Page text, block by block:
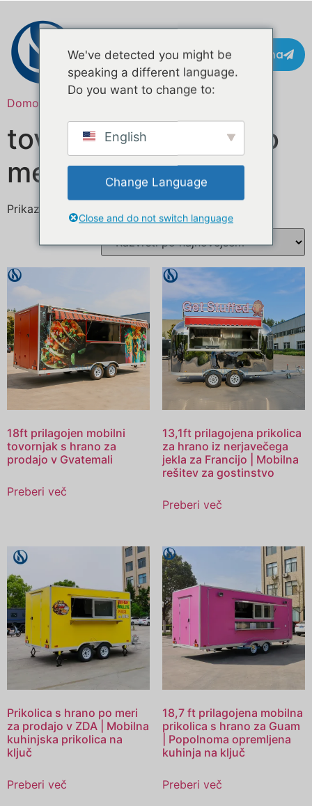
Pišite na
Domov
tovornjak s hrano po
meri
Prikazovanje 1–16 od 79 rezultatov
18ft prilagojen mobilni
tovornjak s hrano za
prodajo v Gvatemali
Preberi več
13,1ft prilagojena prikolica
za hrano iz nerjavečega
jekla za Francijo | Mobilna
rešitev za gostinstvo
Preberi več
Prikolica s hrano po meri
za prodajo v ZDA | Mobilna
kuhinjska prikolica na
ključ
Preberi več
18,7 ft prilagojena mobilna
prikolica s hrano za Guam
| Popolnoma opremljena
kuhinja na ključ
Preberi več
We've detected you might be
speaking a different language.
Do you want to change to:
English
Change Language
Close and do not switch language